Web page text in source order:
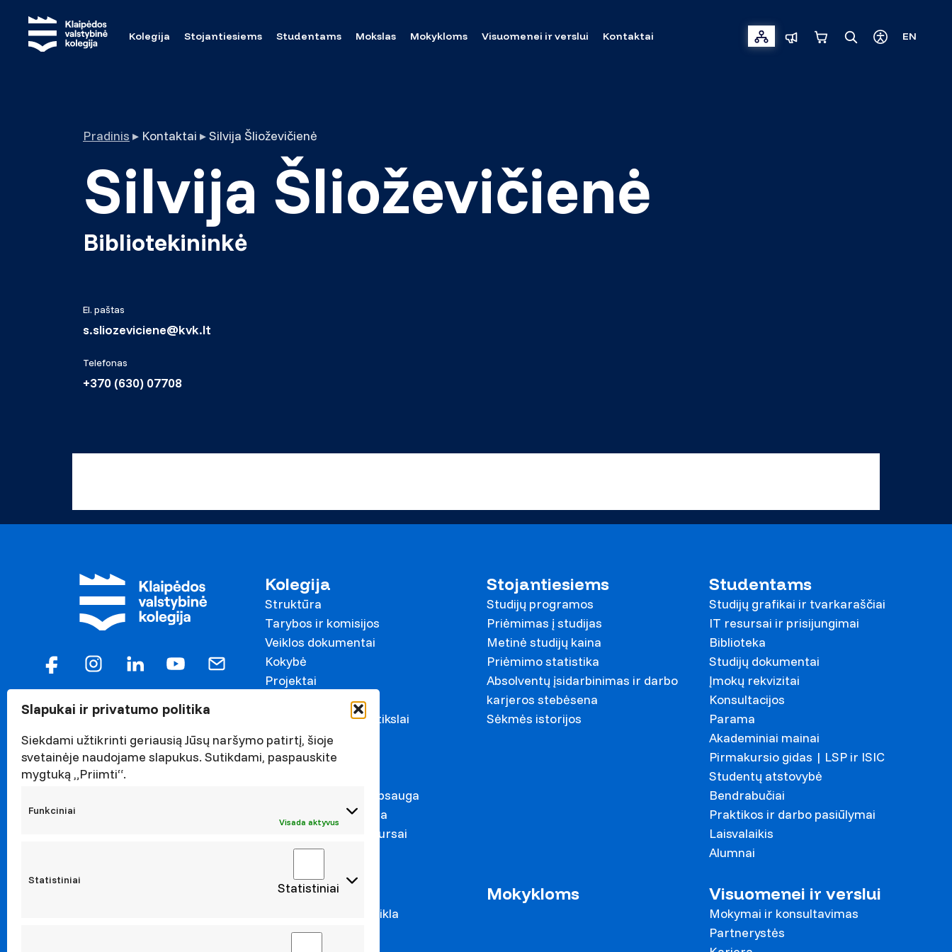
Slapukai ir privatumo politika
Siekdami užtikrinti geriausią Jūsų naršymo patirtį, šioje
svetainėje naudojame slapukus. Sutikdami, paspauskite
mygtuką „Priimti“.
Funkciniai
Visada aktyvus
Statistiniai Statistiniai
Kolegija Stojantiesiems Studentams Mokslas Mokykloms Visuomenei ir verslui Kontaktai EN
Pradinis ▸ Kontaktai ▸Silvija Šlioževičienė
Silvija Šlioževičienė
Bibliotekininkė
El. paštas
s.sliozeviciene@kvk.lt
Telefonas
+370 (630) 07708
Kolegija
Struktūra
Tarybos ir komisijos
Veiklos dokumentai
Kokybė
Projektai
Darnaus vystymosi tikslai
Naujienos
Renginiai
Asmens duomenų apsauga
Korupcijos prevencija
Atestavimas ir konkursai
Stojantiesiems
Studijų programos
Priėmimas į studijas
Metinė studijų kaina
Priėmimo statistika
Absolventų įsidarbinimas ir darbo
karjeros stebėsena
Sėkmės istorijos
Studentams
Studijų grafikai ir tvarkaraščiai
IT resursai ir prisijungimai
Biblioteka
Studijų dokumentai
Įmokų rekvizitai
Konsultacijos
Parama
Akademiniai mainai
Pirmakursio gidas | LSP ir ISIC
Studentų atstovybė
Bendrabučiai
Praktikos ir darbo pasiūlymai
Laisvalaikis
Alumnai
Mokslas
Taikomoji mokslo veikla
Leidiniai
Mokykloms Visuomenei ir verslui
Mokymai ir konsultavimas
Partnerystės